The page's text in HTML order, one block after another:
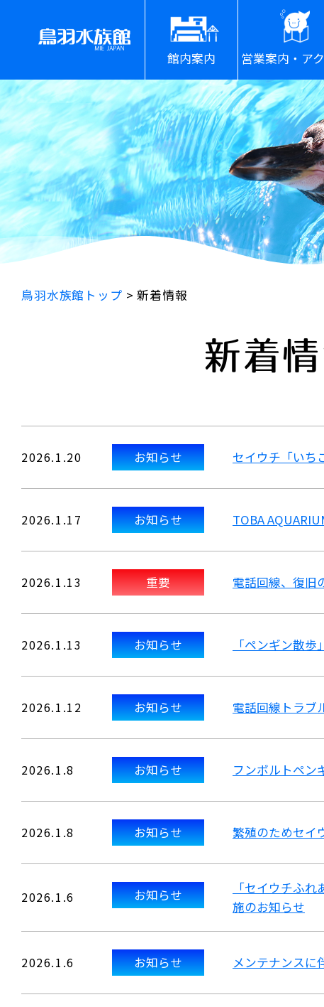
館内案内 営業案内・ア
鳥羽水族館トップ >新着情報
新着
2026.1.20 お知らせ セイウチ「いち
2026.1.17 お知らせ TOBA
2026.1.13 重要 電話回線、復旧
2026.1.13 お知らせ 「ペンギン散
2026.1.12 お知らせ 電話回線トラブ
2026.1.8 お知らせ フンボルトペン
2026.1.8 お知らせ 繁殖のためセイ
2026.1.6 お知らせ
「セイウチふ
施のお知らせ
2026.1.6 お知らせ メンテナンスに